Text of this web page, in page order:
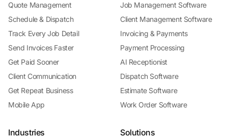
Quote Management
Schedule & Dispatch
Track Every Job Detail
Send Invoices Faster
Get Paid Sooner
Client Communication
Get Repeat Business
Mobile App
Job Management Software
Client Management Software
Invoicing & Payments
Payment Processing
AI Receptionist
Dispatch Software
Estimate Software
Work Order Software
Industries Solutions